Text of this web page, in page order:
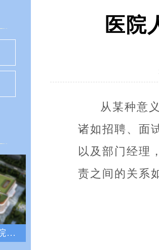
山西省中医西结合医院战略绩效管理咨询项目
医院
从某种意
诸如招聘、面
以及部门经理
责之间的关系